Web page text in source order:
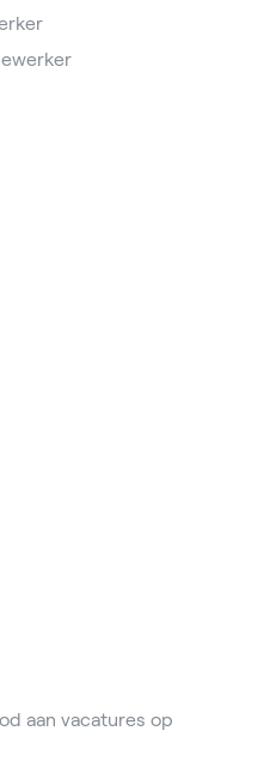
aan vacatures op